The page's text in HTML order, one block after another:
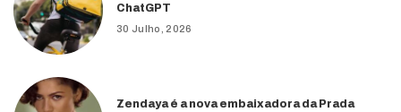
ChatGPT
30 Julho, 2026
Zendaya é a nova embaixadora da Prada